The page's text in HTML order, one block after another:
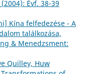
Évf. 38-39
Kína felfedezése - A
találkozása,
& Menedzsment:
Quilley, Huw